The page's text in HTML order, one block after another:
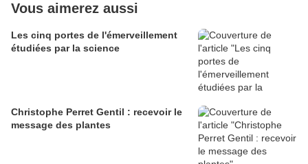
Vous aimerez aussi
Les cinq portes de l'émerveillement
étudiées par la science
Christophe Perret Gentil : recevoir le
message des plantes